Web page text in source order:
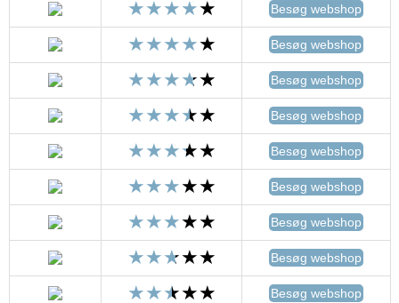
Besøg webshop
Besøg webshop
Besøg webshop
Besøg webshop
Besøg webshop
Besøg webshop
Besøg webshop
Besøg webshop
Besøg webshop